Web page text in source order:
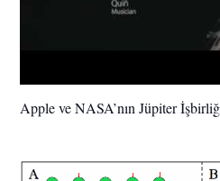
Apple ve NASA’nın Jüpiter